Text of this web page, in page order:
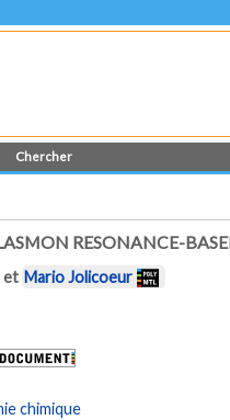
Chercher
RESONANCE-
et Mario Jolicoeur
chimique